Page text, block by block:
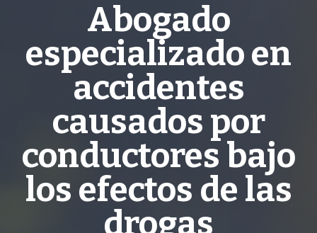
Abogado
especializado en
accidentes
causados por
conductores bajo
los efectos de las
drogas